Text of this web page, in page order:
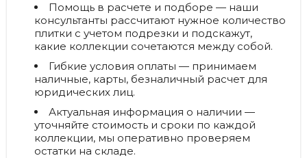
Помощь в расчете и подборе — наши
консультанты рассчитают нужное количество
плитки с учетом подрезки и подскажут,
какие коллекции сочетаются между собой.
Гибкие условия оплаты — принимаем
наличные, карты, безналичный расчет для
юридических лиц.
Актуальная информация о наличии —
уточняйте стоимость и сроки по каждой
коллекции, мы оперативно проверяем
остатки на складе.